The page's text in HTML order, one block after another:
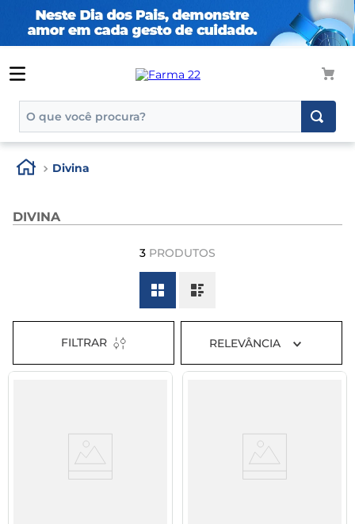
TERMOS MAIS BUSCADOS
1º
tadalafila
3º
generico
dipirona
8º
tadalafila 5mg
Divina
DIVINA
3 PRODUTOS
FILTRAR RELEVÂNCIA